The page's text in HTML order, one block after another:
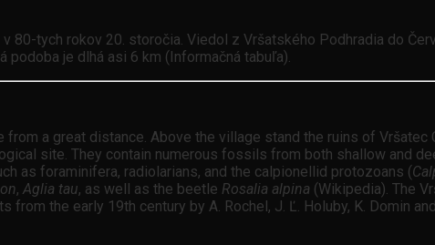
80-tych rokov 20. storočia. Viedol z Vršatského Podhradia do
je dlhá asi 6 km (Informačná tabuľa).
a great distance. Above the village stand the ruins of
site. They contain numerous fossils from both shallow and
as foraminifera, radiolarians, and the calpionellid protozoans (
, Aglia tau, as well as the beetle Rosalia alpina (Wikipedia). The
the early 19th century by A. Rochel, J. Ľ. Holuby, K. Domin